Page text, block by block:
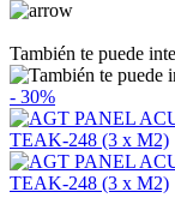
También te puede
- 30%